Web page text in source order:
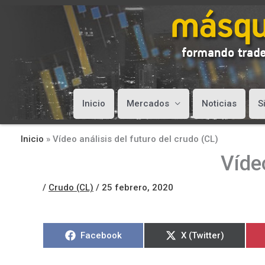
Inicio Mercados Noticias
Inicio » Vídeo análisis del futuro del crudo (CL)
/ Crudo (CL) / 25 febrero, 2020
Compartir
Facebook
Compartir
en
X (Twitter)